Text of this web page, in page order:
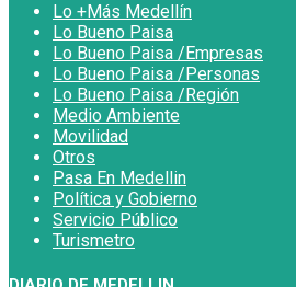
Lo +Más Medellín
Lo Bueno Paisa
Lo Bueno Paisa /Empresas
Lo Bueno Paisa /Personas
Lo Bueno Paisa /Región
Medio Ambiente
Movilidad
Otros
Pasa En Medellin
Política y Gobierno
Servicio Público
Turismetro